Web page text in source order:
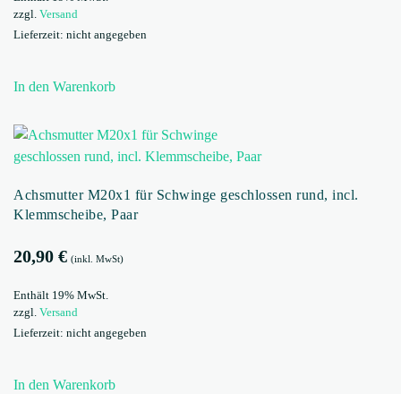
zzgl. Versand
Lieferzeit: nicht angegeben
In den Warenkorb
Achsmutter M20x1 für Schwinge geschlossen rund, incl.
Klemmscheibe, Paar
20,90 € (inkl. MwSt)
Enthält 19% MwSt.
zzgl. Versand
Lieferzeit: nicht angegeben
In den Warenkorb